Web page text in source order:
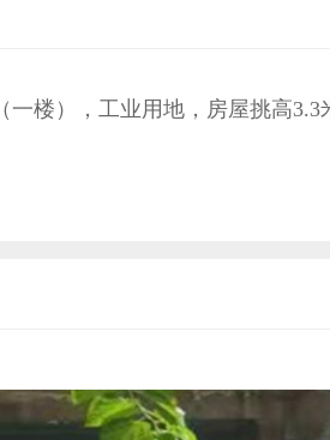
一楼），工业用地，房屋挑高